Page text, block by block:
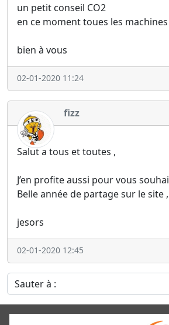
un petit conseil CO2
en ce moment toues les
bien à vous
02-01-2020 11:24
fizz
Salut a tous et toutes ,
J’en profite aussi pour vous
Belle année de partage sur le
jesors
02-01-2020 12:45
Sauter à :